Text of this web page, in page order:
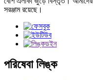
সরঞ্জাম রয়েছে।
পরিষেবা লিঙ্ক